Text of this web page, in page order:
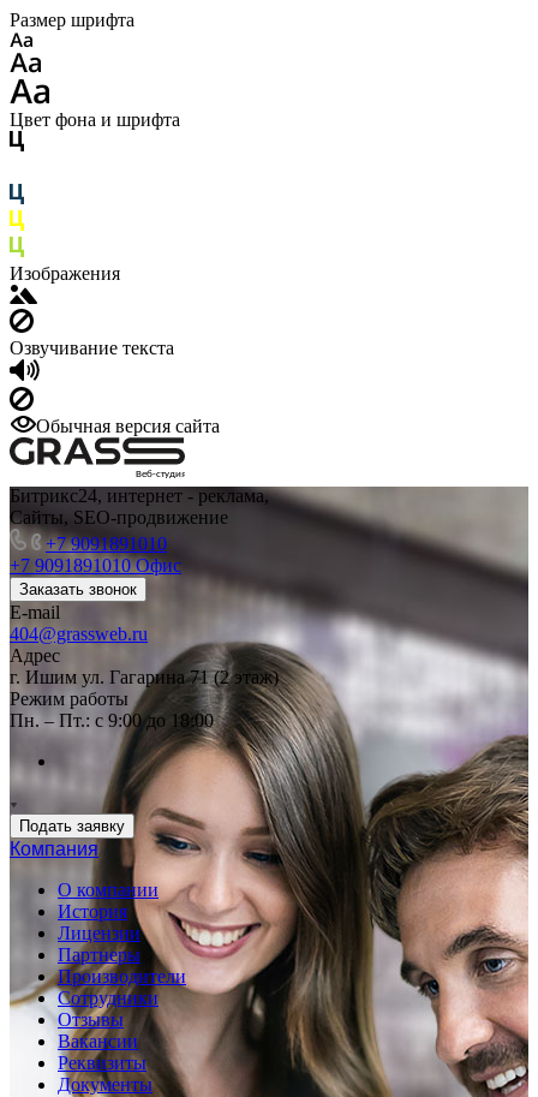
Размер шрифта
Цвет фона и шрифта
Изображения
Озвучивание текста
Обычная версия сайта
Веб-студия
Битрикс24, интернет - реклама,
Сайты, SEO-продвижение
+7 9091891010
+7 9091891010Офис
Заказать звонок
E-mail
404@grassweb.ru
Адрес
г. Ишим ул. Гагарина 71 (2 этаж)
Режим работы
Пн. – Пт.: с 9:00 до 18:00
Подать заявку
Компания
О компании
История
Лицензии
Партнеры
Производители
Сотрудники
Отзывы
Вакансии
Реквизиты
Документы